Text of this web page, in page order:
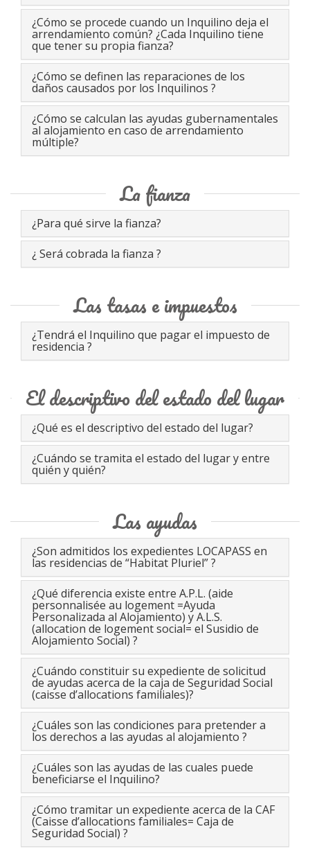
¿Cómo se procede cuando un Inquilino deja el
arrendamiento común? ¿Cada Inquilino tiene
que tener su propia fianza?
¿Cómo se definen las reparaciones de los
daños causados por los Inquilinos ?
¿Cómo se calculan las ayudas gubernamentales
al alojamiento en caso de arrendamiento
múltiple?
La fianza
¿Para qué sirve la fianza?
¿ Será cobrada la fianza ?
Las tasas e impuestos
¿Tendrá el Inquilino que pagar el impuesto de
residencia ?
El descriptivo del estado del lugar
¿Qué es el descriptivo del estado del lugar?
¿Cuándo se tramita el estado del lugar y entre
quién y quién?
Las ayudas
¿Son admitidos los expedientes LOCAPASS en
las residencias de “Habitat Pluriel” ?
¿Qué diferencia existe entre A.P.L. (aide
personnalisée au logement =Ayuda
Personalizada al Alojamiento) y A.L.S.
(allocation de logement social= el Susidio de
Alojamiento Social) ?
¿Cuándo constituir su expediente de solicitud
de ayudas acerca de la caja de Seguridad Social
(caisse d’allocations familiales)?
¿Cuáles son las condiciones para pretender a
los derechos a las ayudas al alojamiento ?
¿Cuáles son las ayudas de las cuales puede
beneficiarse el Inquilino?
¿Cómo tramitar un expediente acerca de la CAF
(Caisse d’allocations familiales= Caja de
Seguridad Social) ?